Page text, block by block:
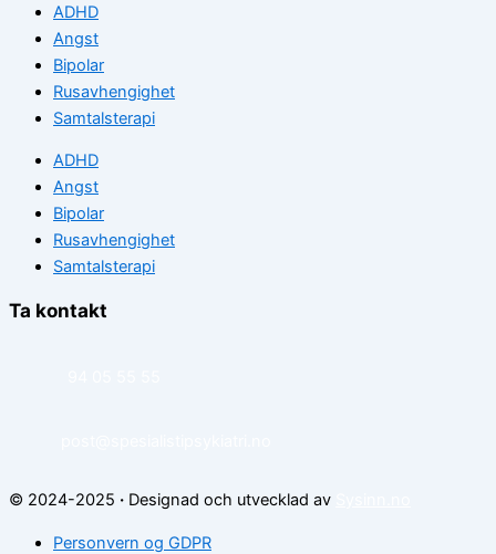
ADHD
Angst
Bipolar
Rusavhengighet
Samtalsterapi
ADHD
Angst
Bipolar
Rusavhengighet
Samtalsterapi
Ta kontakt
© 2024-2025 · Designad och utvecklad av
Personvern og GDPR